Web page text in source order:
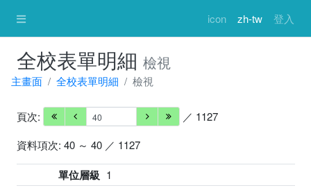
icon zh-tw 登入
全校表單明細 檢視
主畫面 全校表單明細 檢視
頁次:
／ 1127
資料項次: 40 ～ 40 ／ 1127
單位層級 1